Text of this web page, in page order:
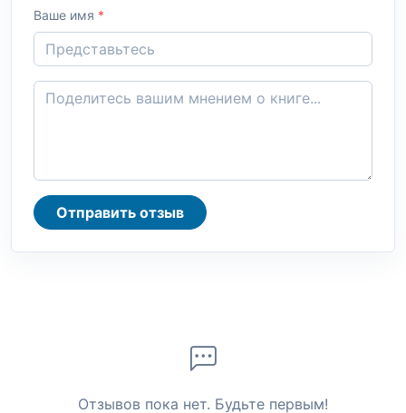
Ваше имя *
Отправить отзыв
Отзывов пока нет. Будьте первым!